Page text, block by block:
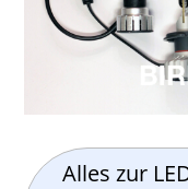
Alles zur